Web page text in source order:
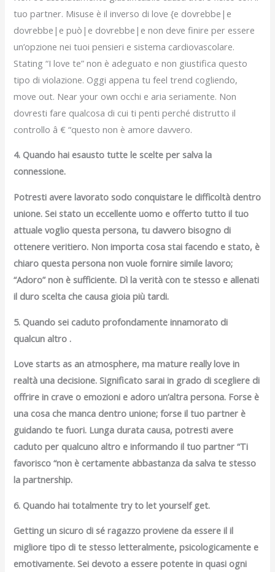
tuo partner. Misuse è il inverso di love {e dovrebbe|e
dovrebbe|e può|e dovrebbe|e non deve finire per essere
un’opzione nei tuoi pensieri e sistema cardiovascolare.
Stating “I love te” non è adeguato e non giustifica questo
tipo di violazione. Oggi appena tu feel trend cogliendo,
move out. Near your own occhi e aria seriamente. Non
dovresti fare qualcosa di cui ti penti perché distrutto il
controllo â € “questo non è amore davvero.
4. Quando hai esausto tutte le scelte per salva la
connessione.
Potresti avere lavorato sodo conquistare le difficoltà dentro
unione. Sei stato un eccellente uomo e offerto tutto il tuo
attuale voglio questa persona, tu davvero bisogno di
ottenere veritiero. Non importa cosa stai facendo e stato, è
chiaro questa persona non vuole fornire simile lavoro;
“Adoro” non è sufficiente. Dì la verità con te stesso e allenati
il duro scelta che causa gioia più tardi.
5. Quando sei caduto profondamente innamorato di
qualcun altro .
Love starts as an atmosphere, ma mature really love in
realtà una decisione. Significato sarai in grado di scegliere di
offrire in crave o emozioni e adoro un’altra persona. Forse è
una cosa che manca dentro unione; forse il tuo partner è
guidando te fuori. Lunga durata causa, potresti avere
caduto per qualcuno altro e informando il tuo partner “Ti
favorisco “non è certamente abbastanza da salva te stesso
la partnership.
6. Quando hai totalmente try to let yourself get.
Getting un sicuro di sé ragazzo proviene da essere il il
migliore tipo di te stesso letteralmente, psicologicamente e
emotivamente. Sei devoto a essere potente in quasi ogni